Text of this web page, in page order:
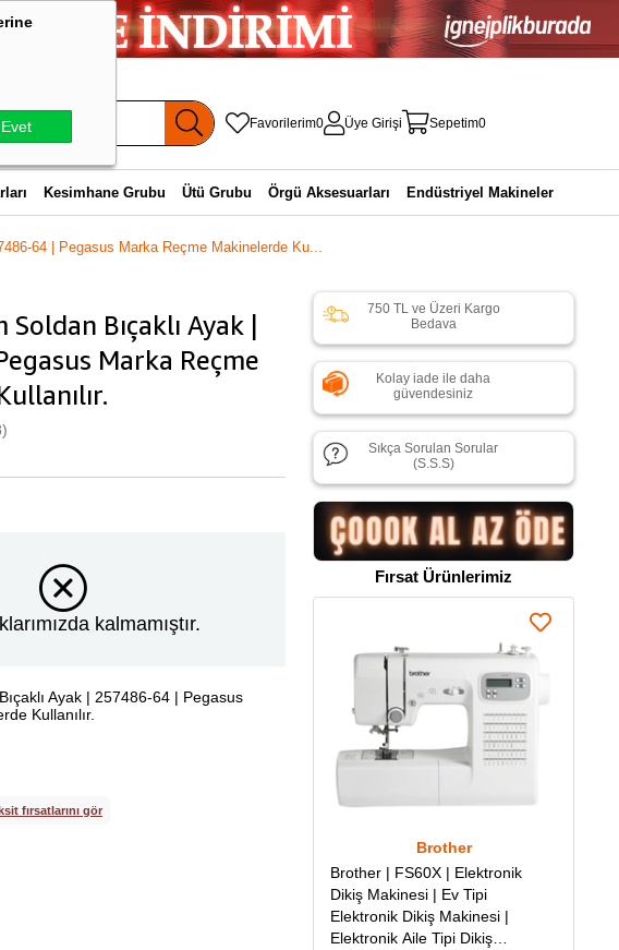
Evet Favorilerim0 Üye Girişi Sepetim0
Kesimhane Grubu Ütü Grubu Örgü Aksesuarları Endüstriyel Makineler
64 | Pegasus Marka Reçme Makinelerde Ku...
Bıçaklı Ayak |
Marka Reçme
kalmamıştır.
Ayak | 257486-64 | Pegasus
Kullanılır.
fırsatlarını gör
750 TL ve Üzeri Kargo
Bedava
Kolay iade ile daha
güvendesiniz
Sıkça Sorulan Sorular
(S.S.S)
Fırsat Ürünlerimiz
Brother
Brother | FS60X | Elektronik
Dikiş Makinesi | Ev Tipi
Elektronik Dikiş Makinesi |
Elektronik Aile Tipi Dikiş